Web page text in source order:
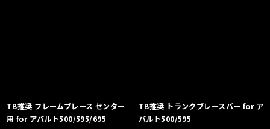
TB推奨 フレームブレース センター
用 for アバルト500/595/695
TB推奨 トランクブレースバー for ア
バルト500/595